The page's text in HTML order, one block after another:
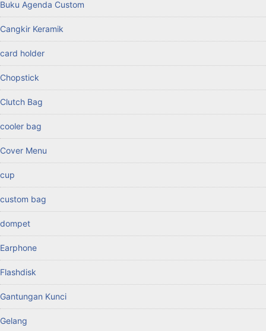
Buku Agenda Custom
Cangkir Keramik
card holder
Chopstick
Clutch Bag
cooler bag
Cover Menu
cup
custom bag
dompet
Earphone
Flashdisk
Gantungan Kunci
Gelang